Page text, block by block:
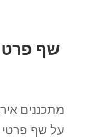
שף
מתכננים
על שף